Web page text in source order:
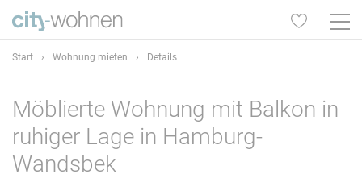
Start › Wohnung mieten › Details
Möblierte Wohnung mit Balkon in
ruhiger Lage in Hamburg-
Wandsbek